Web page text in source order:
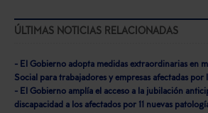
ÚLTIMAS NOTICIAS RELACIONADAS
- El Gobierno adopta medidas extraordinarias en
Social para trabajadores y empresas afectadas por
- El Gobierno amplía el acceso a la jubilación
discapacidad a los afectados por 11 nuevas